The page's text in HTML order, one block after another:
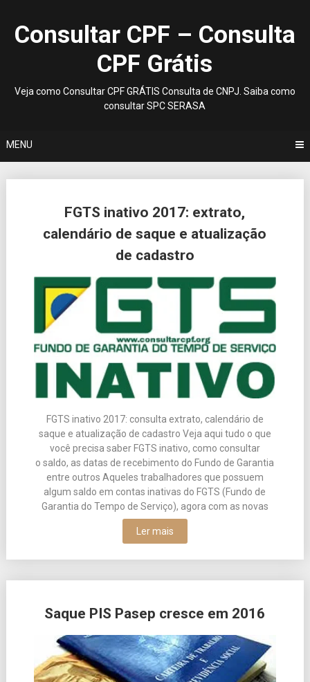
contentConsultar CPF – Consulta
CPF Grátis
Veja como Consultar CPF GRÁTIS Consulta de CNPJ. Saiba como
consultar SPC SERASA
MENU
FGTS inativo 2017: extrato,
calendário de saque e atualização
de cadastro
FGTS inativo 2017: consulta extrato, calendário de
saque e atualização de cadastro Veja aqui tudo o que
você precisa saber FGTS inativo, como consultar
o saldo, as datas de recebimento do Fundo de Garantia
entre outros Aqueles trabalhadores que possuem
algum saldo em contas inativas do FGTS (Fundo de
Garantia do Tempo de Serviço), agora com as novas
Ler mais
Saque PIS Pasep cresce em 2016
navigation